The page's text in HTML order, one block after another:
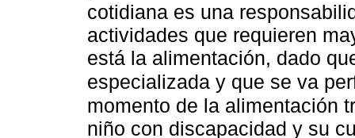
cotidiana es una
actividades que requieren
está la alimentación, dado
especializada y que se va
momento de la alimentación
niño con discapacidad y su